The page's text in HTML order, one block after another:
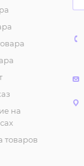
на
товаров